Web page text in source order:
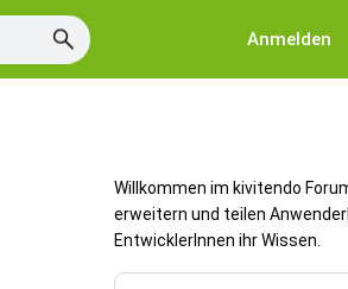
Anmelden
Willkommen im kivitendo
erweitern und teilen
EntwicklerInnen ihr Wissen.